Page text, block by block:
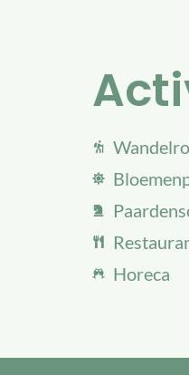
Horeca